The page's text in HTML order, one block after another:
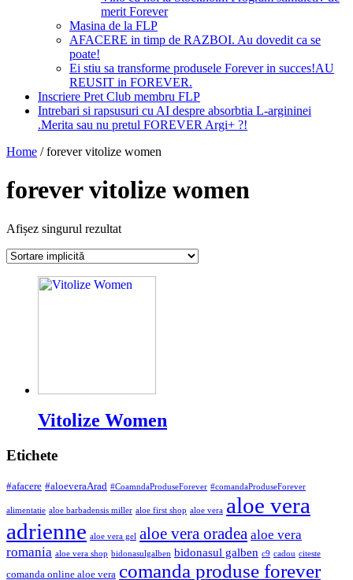
merit Forever
Masina de la FLP
AFACERE in timp de RAZBOI. Au dovedit ca se
poate!
Ei stiu sa transforme produsele Forever in succes!AU
REUSIT in FOREVER.
Inscriere Pret Club membru FLP
Intrebari si rapsusuri cu AI despre absorbtia L-argininei
.Merita sau nu pretul FOREVER Argi+ ?!
Home / forever vitolize women
forever vitolize women
Afișez singurul rezultat
Vitolize Women
Etichete
#afacere #aloeveraArad #CoamndaProduseForever #comandaProduseForever
alimentatie aloe barbadensis miller aloe first shop aloe vera aloe vera
adrienne aloe vera gel aloe vera oradea aloe vera
romania aloe vera shop bidonasulgalben bidonasul galben c9 cadou citeste
comanda online aloe vera comanda produse forever